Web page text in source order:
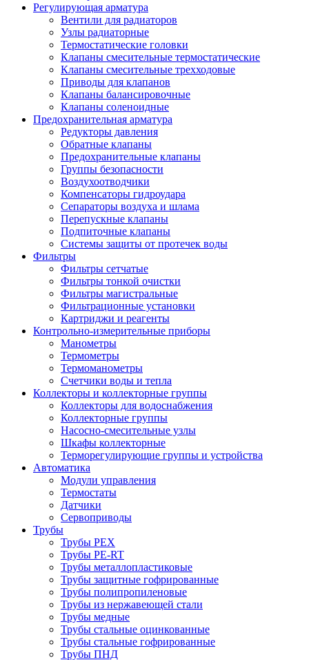
Регулирующая арматура
Вентили для радиаторов
Узлы радиаторные
Термостатические головки
Клапаны смесительные термостатические
Клапаны смесительные трехходовые
Приводы для клапанов
Клапаны балансировочные
Клапаны соленоидные
Предохранительная арматура
Редукторы давления
Обратные клапаны
Предохранительные клапаны
Группы безопасности
Воздухоотводчики
Компенсаторы гидроудара
Сепараторы воздуха и шлама
Перепускные клапаны
Подпиточные клапаны
Системы защиты от протечек воды
Фильтры
Фильтры сетчатые
Фильтры тонкой очистки
Фильтры магистральные
Фильтрационные установки
Картриджи и реагенты
Контрольно-измерительные приборы
Манометры
Термометры
Термоманометры
Счетчики воды и тепла
Коллекторы и коллекторные группы
Коллекторы для водоснабжения
Коллекторные группы
Насосно-смесительные узлы
Шкафы коллекторные
Терморегулирующие группы и устройства
Автоматика
Модули управления
Термостаты
Датчики
Сервоприводы
Трубы
Трубы PEX
Трубы PE-RT
Трубы металлопластиковые
Трубы защитные гофрированные
Трубы полипропиленовые
Трубы из нержавеющей стали
Трубы медные
Трубы стальные оцинкованные
Трубы стальные гофрированные
Трубы ПНД